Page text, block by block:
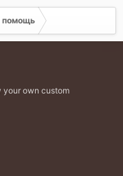
помощь
your own custom